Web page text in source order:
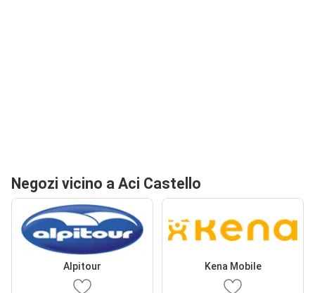
Negozi vicino a Aci Castello
Alpitour Kena Mobile